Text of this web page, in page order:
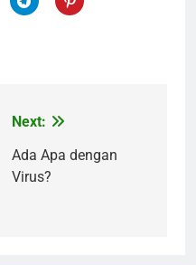
Next:
Ada Apa dengan
Virus?